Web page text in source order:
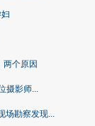
两个原因
摄影师...
场勘察发现...